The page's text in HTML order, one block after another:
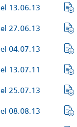
13.06.13
27.06.13
04.07.13
13.07.11
25.07.13
08.08.13